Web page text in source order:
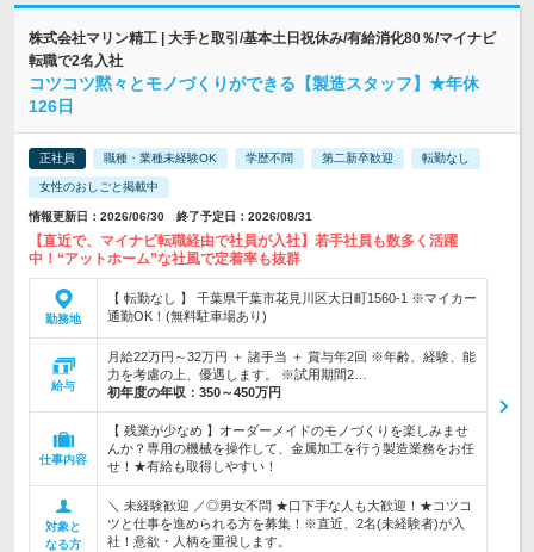
株式会社マリン精工 | 大手と取引/基本土日祝休み/有給消化80％/マイナビ
転職で2名入社
コツコツ黙々とモノづくりができる【製造スタッフ】★年休
126日
正社員 職種・業種未経験OK 学歴不問 第二新卒歓迎 転勤なし
女性のおしごと掲載中
情報更新日：2026/06/30 終了予定日：2026/08/31
【直近で、マイナビ転職経由で社員が入社】若手社員も数多く活躍
中！“アットホーム”な社風で定着率も抜群
勤務地
【 転勤なし 】 千葉県千葉市花見川区大日町1560-1 ※マイカー
通勤OK！(無料駐車場あり)
給与
月給22万円～32万円 ＋ 諸手当 ＋ 賞与年2回 ※年齢、経験、能
力を考慮の上、優遇します。 ※試用期間2…
初年度の年収： 350～450万円
仕事内容
【 残業が少なめ 】オーダーメイドのモノづくりを楽しみませ
んか？専用の機械を操作して、金属加工を行う製造業務をお任
せ！★有給も取得しやすい！
対象と
なる方
＼ 未経験歓迎 ／◎男女不問 ★口下手な人も大歓迎！★コツコ
ツと仕事を進められる方を募集！※直近、2名(未経験者)が入
社！意欲・人柄を重視します。